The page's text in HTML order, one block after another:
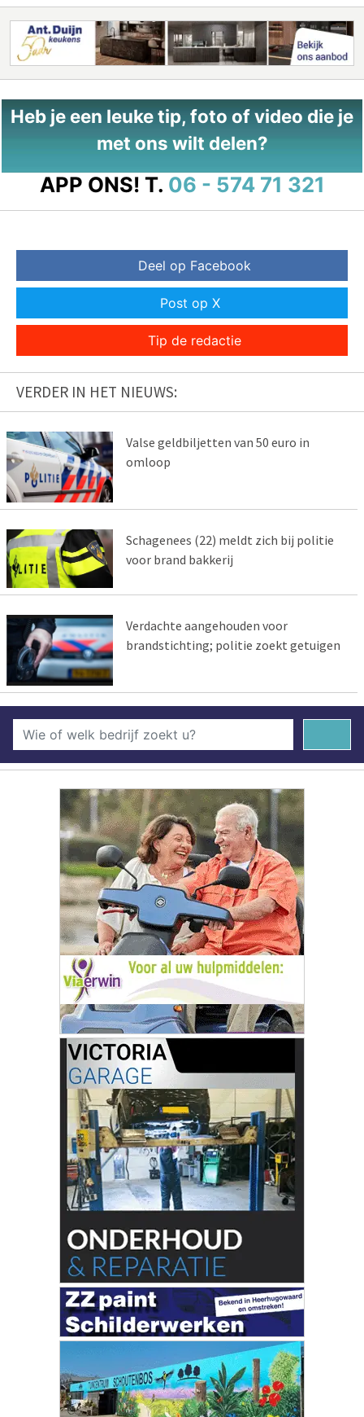
Heb je een leuke tip, foto of video die je
met ons wilt delen?
APP ONS! T. 06 - 574 71 321
Deel op Facebook
Post op X
Tip de redactie
VERDER IN HET NIEUWS:
Valse geldbiljetten van 50 euro in
omloop
Schagenees (22) meldt zich bij politie
voor brand bakkerij
Verdachte aangehouden voor
brandstichting; politie zoekt getuigen